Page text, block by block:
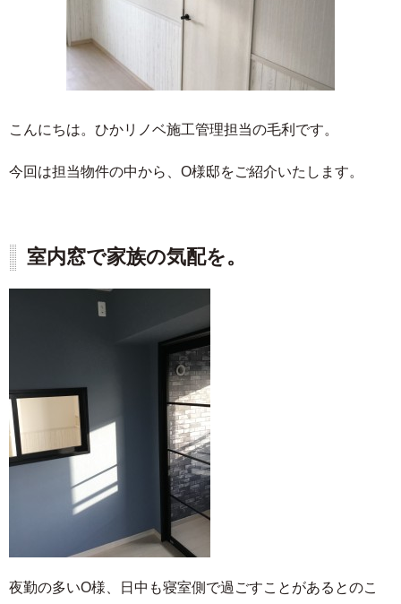
こんにちは。ひかリノベ施工管理担当の毛利です。
今回は担当物件の中から、O様邸をご紹介いたします。
室内窓で家族の気配を。
夜勤の多いO様、日中も寝室側で過ごすことがあるとのこ